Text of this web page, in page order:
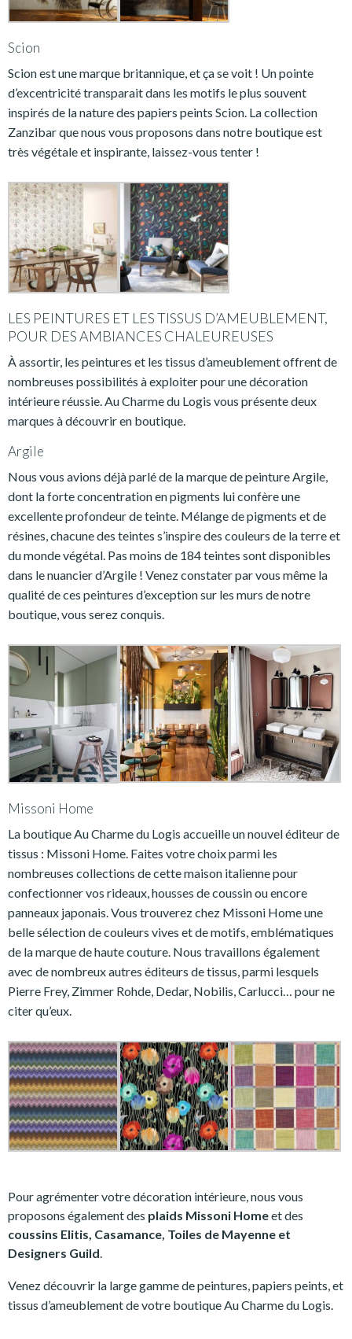
Scion
Scion est une marque britannique, et ça se voit ! Un pointe
d’excentricité transparait dans les motifs le plus souvent
inspirés de la nature des papiers peints Scion. La collection
Zanzibar que nous vous proposons dans notre boutique est
très végétale et inspirante, laissez-vous tenter !
LES PEINTURES ET LES TISSUS D’AMEUBLEMENT,
POUR DES AMBIANCES CHALEUREUSES
À assortir, les peintures et les tissus d’ameublement offrent de
nombreuses possibilités à exploiter pour une décoration
intérieure réussie. Au Charme du Logis vous présente deux
marques à découvrir en boutique.
Argile
Nous vous avions déjà parlé de la marque de peinture Argile,
dont la forte concentration en pigments lui confère une
excellente profondeur de teinte. Mélange de pigments et de
résines, chacune des teintes s’inspire des couleurs de la terre et
du monde végétal. Pas moins de 184 teintes sont disponibles
dans le nuancier d’Argile ! Venez constater par vous même la
qualité de ces peintures d’exception sur les murs de notre
boutique, vous serez conquis.
Missoni Home
La boutique Au Charme du Logis accueille un nouvel éditeur de
tissus : Missoni Home. Faites votre choix parmi les
nombreuses collections de cette maison italienne pour
confectionner vos rideaux, housses de coussin ou encore
panneaux japonais. Vous trouverez chez Missoni Home une
belle sélection de couleurs vives et de motifs, emblématiques
de la marque de haute couture. Nous travaillons également
avec de nombreux autres éditeurs de tissus, parmi lesquels
Pierre Frey, Zimmer Rohde, Dedar, Nobilis, Carlucci… pour ne
citer qu’eux.
Pour agrémenter votre décoration intérieure, nous vous
proposons également des plaids Missoni Homeet des
coussins Elitis, Casamance, Toiles de Mayenne et
Designers Guild.
Venez découvrir la large gamme de peintures, papiers peints, et
tissus d’ameublement de votre boutique Au Charme du Logis.